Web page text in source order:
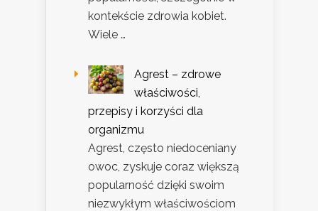
kontekście zdrowia kobiet.
Wiele …
Agrest – zdrowe
właściwości,
przepisy i korzyści dla
organizmu
Agrest, często niedoceniany
owoc, zyskuje coraz większą
popularność dzięki swoim
niezwykłym właściwościom